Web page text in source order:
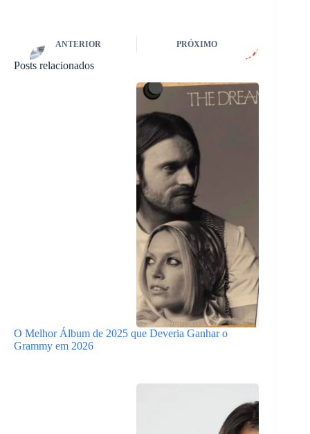
ANTERIOR PRÓXIMO
Posts relacionados
O Melhor Álbum de 2025 que Deveria Ganhar o
Grammy em 2026